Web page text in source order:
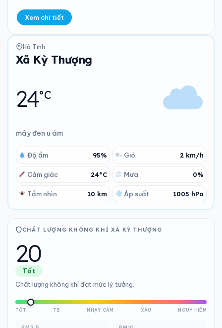
Xem chi tiết
Nhiệt độ Xã Kỳ Thượng Thứ Tư - 12/08/2026
Hà Tĩnh
Xã Kỳ Thượng
24°C
mây đen u ám
Độ ẩm 95% Gió 2 km/h
Cảm giác 24°C Mưa 0%
Tầm nhìn 10 km Áp suất 1005 hPa
CHẤT LƯỢNG KHÔNG KHÍ XÃ KỲ THƯỢNG
20
Tốt
Chất lượng không khí đạt mức lý tưởng.
TỐT TB NHẠY CẢM XẤU NGUY HIỂM